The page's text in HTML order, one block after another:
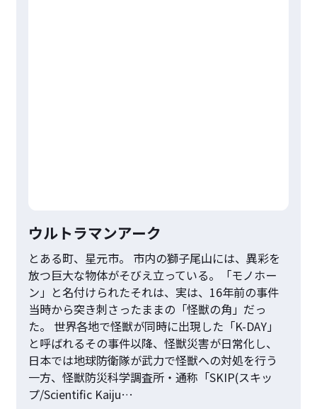
ウルトラマンアーク
とある町、星元市。 市内の獅子尾山には、異彩を
放つ巨大な物体がそびえ立っている。「モノホー
ン」と名付けられたそれは、実は、16年前の事件
当時から突き刺さったままの「怪獣の角」だっ
た。 世界各地で怪獣が同時に出現した「K-DAY」
と呼ばれるその事件以降、怪獣災害が日常化し、
日本では地球防衛隊が武力で怪獣への対処を行う
一方、怪獣防災科学調査所・通称「SKIP(スキッ
プ/Scientific Kaiju…